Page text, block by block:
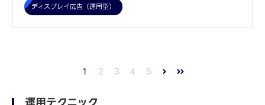
ディスプレイ広告（運用型）
1 2 3 4 5